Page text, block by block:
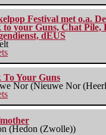
Festival met o.a.
to your Guns, Chat Pile,
dEUS
To Your Guns
Nor (Nieuwe Nor
(Hedon (Zwolle))